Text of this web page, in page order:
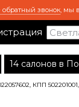
обратный звонок, мы
14 салонов в
КПП 502201001,